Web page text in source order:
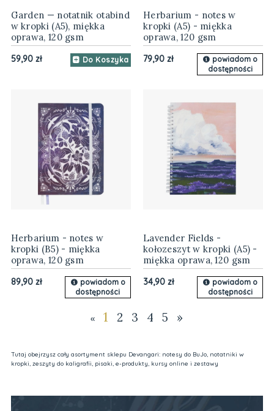
Garden — notatnik otabind
w kropki (A5), miękka
oprawa, 120 gsm
59,90 zł Do Koszyka
Herbarium - notes w
kropki (A5) - miękka
oprawa, 120 gsm
79,90 zł
powiadom o
dostępności
Herbarium - notes w
kropki (B5) - miękka
oprawa, 120 gsm
89,90 zł
powiadom o
dostępności
Lavender Fields -
kołozeszyt w kropki (A5) -
miękka oprawa, 120 gsm
34,90 zł
powiadom o
dostępności
« 1 2 3 4 5 »
Tutaj obejrzysz cały asortyment sklepu Devangari: notesy do BuJo, notatniki w
kropki, zeszyty do kaligrafii, pisaki, e-produkty, kursy online i zestawy